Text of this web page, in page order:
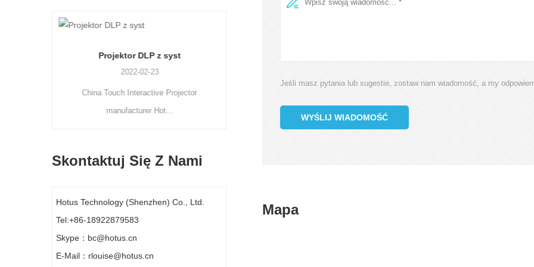
Projektor DLP z syst
2022-02-23
China Touch Interactive Projector
manufacturer Hot...
Business Projector...
Skontaktuj Się Z Nami
Hotus Technology (Shenzhen) Co., Ltd.
Tel:+86-18922879583
Skype：bc@hotus.cn
E-Mail：rlouise@hotus.cn
Jeśli masz pytania lub sugestie, zostaw nam wiadomość, a my
WYŚLIJ WIADOMOŚĆ
Mapa